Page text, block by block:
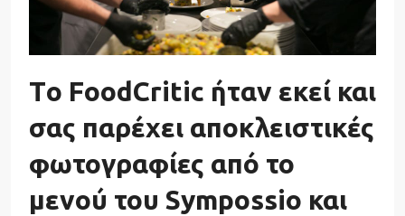
Tο FoodCritic ήταν εκεί και
σας παρέχει αποκλειστικές
φωτογραφίες από το
μενού του Sympossio και